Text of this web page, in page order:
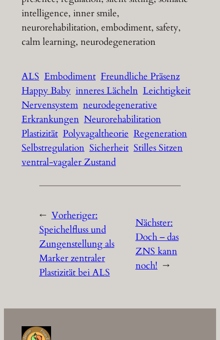
intelligence, inner smile,
neurorehabilitation, embodiment, safety,
calm learning, neurodegeneration
ALS Embodiment Freundliche Präsenz
Happy Baby inneres Lächeln Leichtigkeit
Nervensystem neurodegenerative
Erkrankungen Neurorehabilitation
Plastizität Polyvagaltheorie Regeneration
Selbstregulation Sicherheit Stilles Sitzen
ventral-vagaler Zustand
← Vorheriger:
Speichelfluss und
Zungenstellung als
Marker zentraler
Plastizität bei ALS
Nächster:
Doch – das
ZNS kann
noch! →